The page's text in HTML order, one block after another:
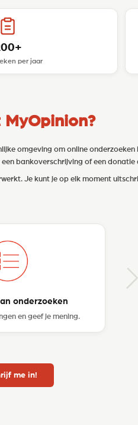
per jaar
MyOpinion?
omgeving om online onderzoeken
bankoverschrijving of een donatie
Je kunt je op elk moment
onderzoeken
en geef je mening.
me in!